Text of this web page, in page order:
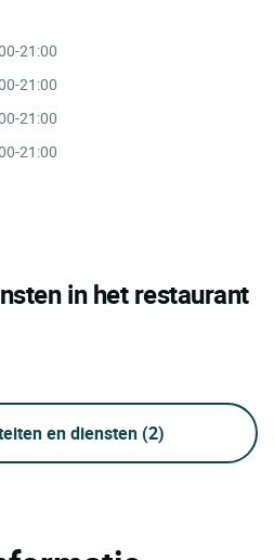
21:00
21:00
21:00
21:00
in het restaurant
en diensten (2)